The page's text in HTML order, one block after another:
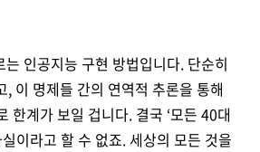
는 인공지능 구현 방법입니다. 단순히
, 이 명제들 간의 연역적 추론을 통해
한계가 보일 겁니다. 결국 ‘모든 40대
이라고 할 수 없죠. 세상의 모든 것을